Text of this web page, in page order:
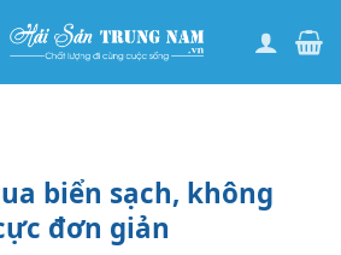
biển sạch, không
đơn giản